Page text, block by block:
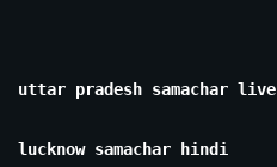
uttar pradesh samachar live
lucknow samachar hindi